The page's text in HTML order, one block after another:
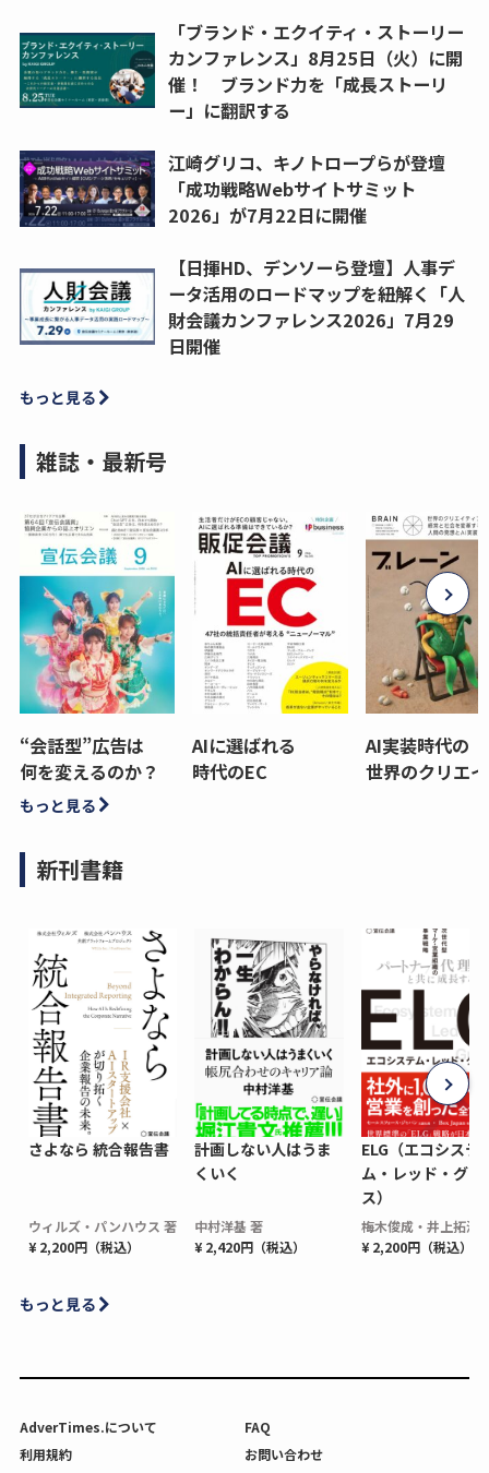
「ブランド・エクイティ・ストーリー
カンファレンス」8月25日（火）に開
催！ ブランド力を「成長ストーリ
ー」に翻訳する
江崎グリコ、キノトロープらが登壇
「成功戦略Webサイトサミット
2026」が7月22日に開催
【日揮HD、デンソーら登壇】人事デ
ータ活用のロードマップを紐解く「人
財会議カンファレンス2026」7月29
日開催
もっと見る
雑誌・最新号
“会話型”広告は
何を変えるのか？
AIに選ばれる
時代のEC
AI実装時代の
世界のクリエ
もっと見る
新刊書籍
さよなら 統合報告書
ウィルズ・パンハウス 著
¥ 2,200円（税込）
計画しない人はうま
くいく
中村洋基 著
¥ 2,420円（税込）
ELG（エコシステ
ム・レッド・グロ
ス）
梅木俊成・井上拓海
¥ 2,200円（税込）
もっと見る
AdverTimes.について
FAQ
利用規約
お問い合わせ